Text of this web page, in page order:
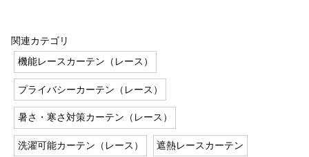
関連カテゴリ
機能レースカーテン（レース）
プライバシーカーテン（レース）
暑さ・寒さ対策カーテン（レース）
洗濯可能カーテン（レース） 遮熱レースカーテン